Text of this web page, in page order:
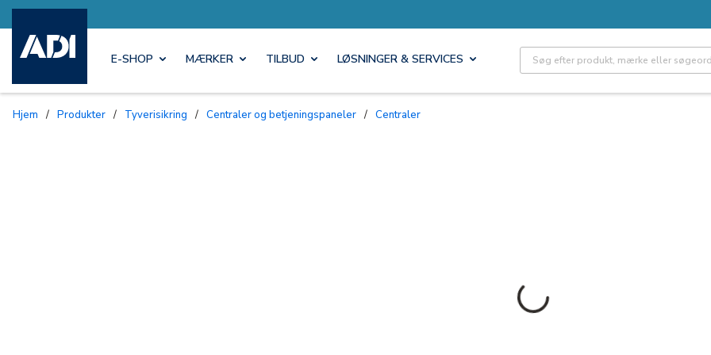
E-SHOP MÆRKER TILBUD LØSNINGER & SERVICES Site Search
Hjem / Produkter / Tyverisikring / Centraler og betjeningspaneler / Centraler